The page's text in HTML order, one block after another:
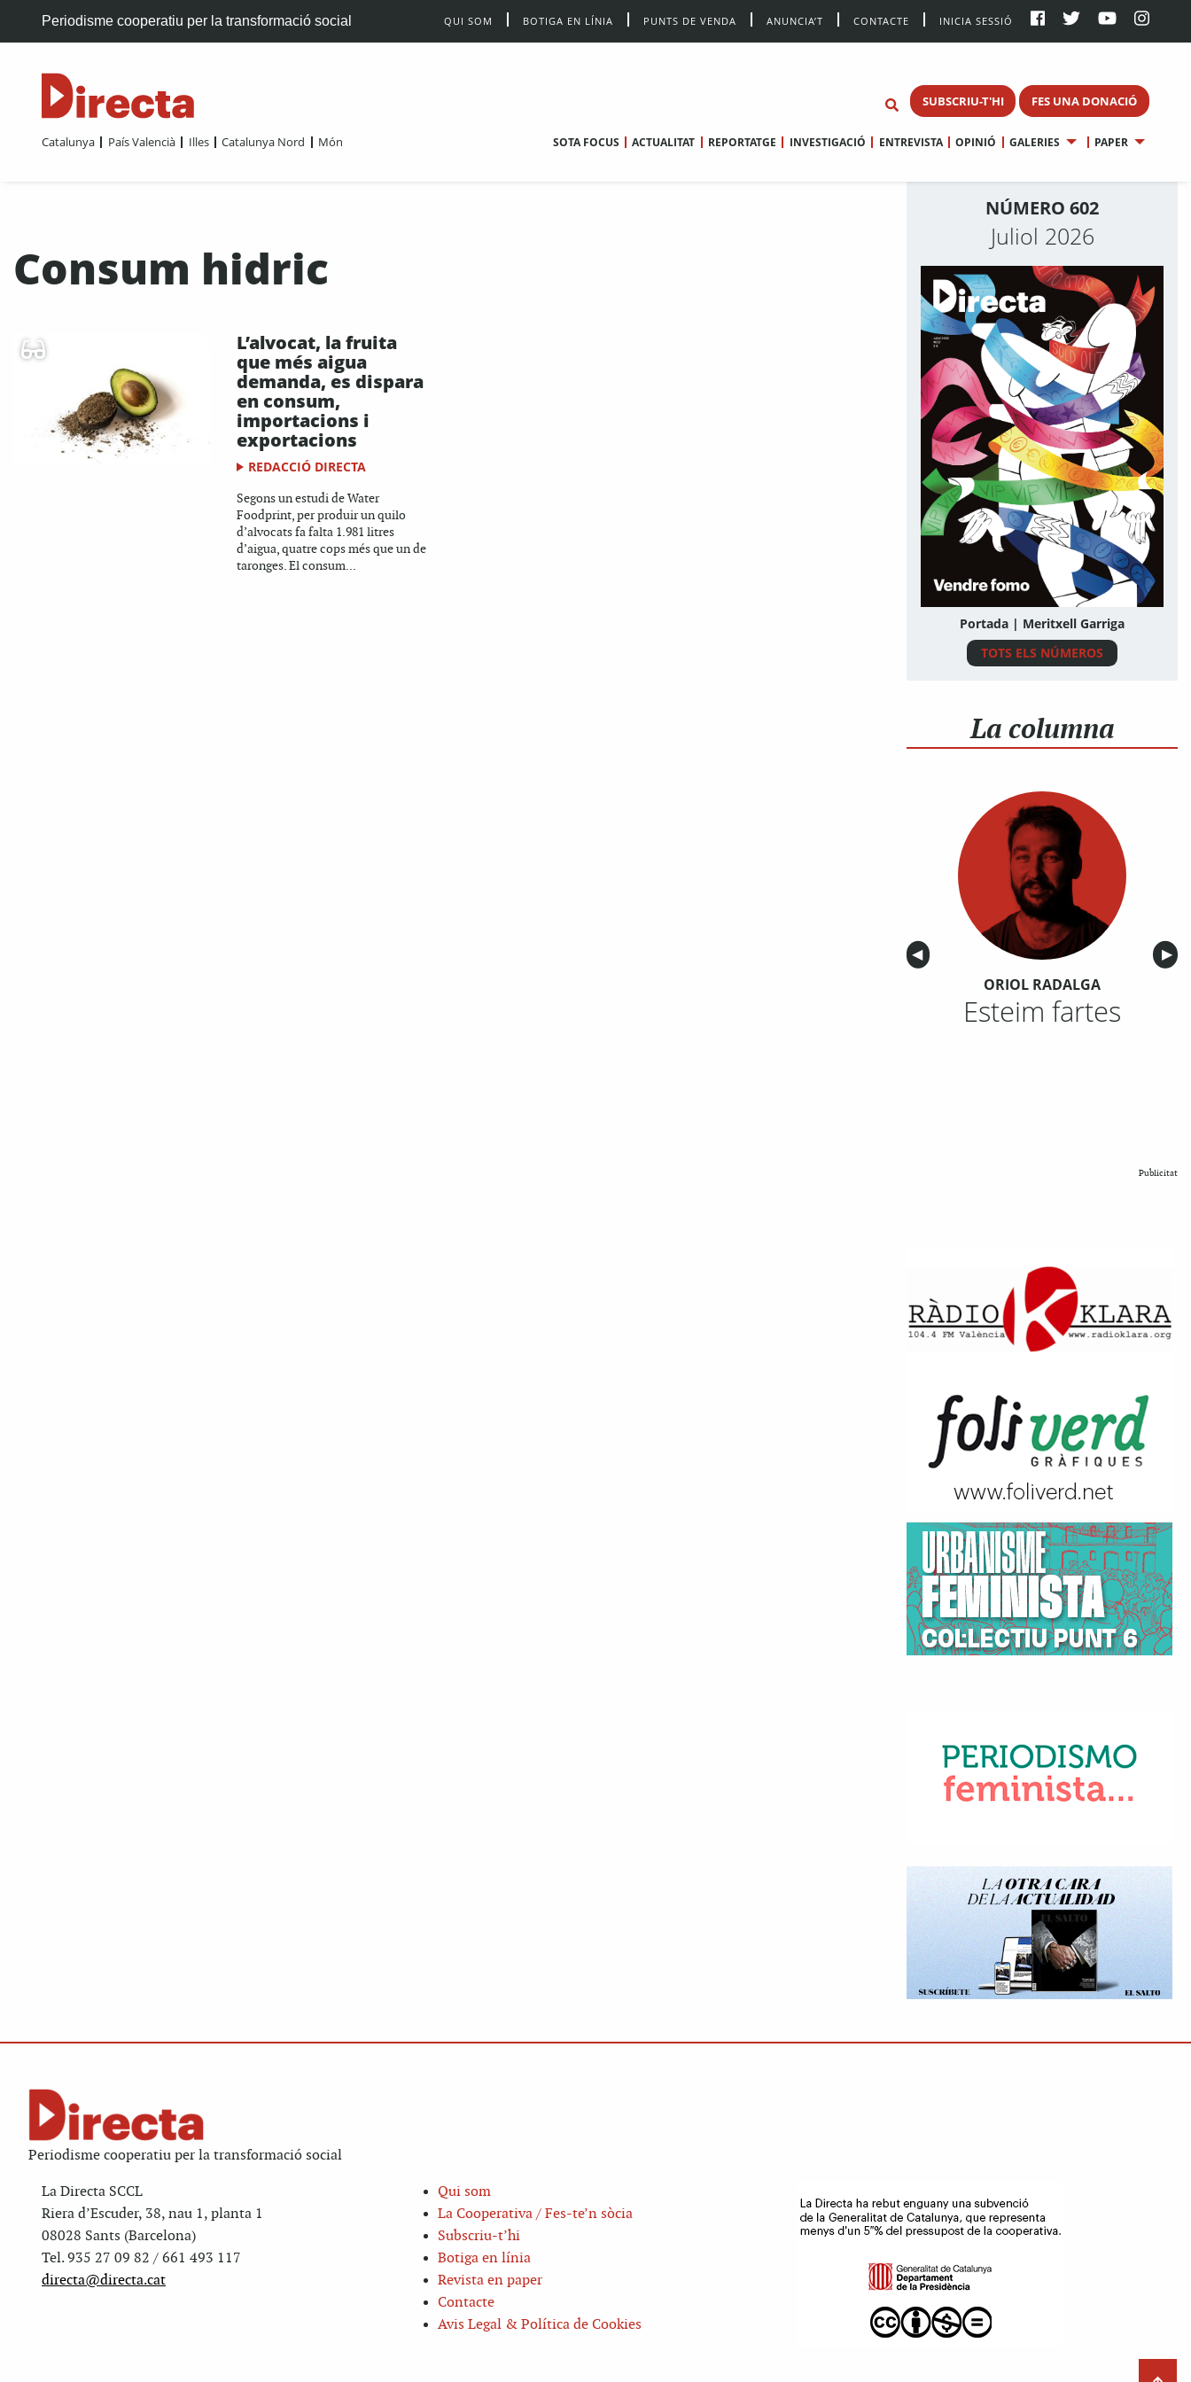
Periodisme cooperatiu per la transformació social QUI SOM BOTIGA EN LÍNIA PUNTS DE VENDA ANUNCIA’T CONTACTE INICIA SESSIÓ
SUBSCRIU-T'HI FES UNA DONACIÓ
Catalunya País Valencià Illes Catalunya Nord Món SOTA FOCUS ACTUALITAT REPORTATGE INVESTIGACIÓ ENTREVISTA OPINIÓ GALERIES PAPER
Consum hidric
L’alvocat, la fruita
que més aigua
demanda, es dispara
en consum,
importacions i
exportacions
REDACCIÓ DIRECTA
Segons un estudi de Water
Foodprint, per produir un quilo
d’alvocats fa falta 1.981 litres
d’aigua, quatre cops més que un de
taronges. El consum...
NÚMERO 602
Juliol 2026
Portada | Meritxell Garriga
TOTS ELS NÚMEROS
La columna
Anterior
◀︎ ▶︎
ORIOL RADALGA
Esteim fartes
Publicitat
Periodisme cooperatiu per la transformació social
La Directa SCCL
Riera d’Escuder, 38, nau 1, planta 1
08028 Sants (Barcelona)
Tel. 935 27 09 82 / 661 493 117
directa@directa.cat
Qui som
La Cooperativa / Fes-te’n sòcia
Subscriu-t’hi
Botiga en línia
Revista en paper
Contacte
Avis Legal & Política de Cookies